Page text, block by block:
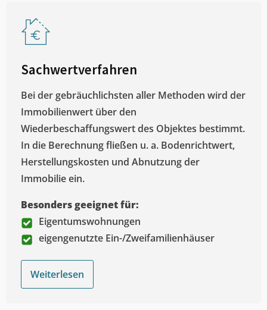
Sachwertverfahren
Bei der gebräuchlichsten aller Methoden wird der
Immobilienwert über den
Wiederbeschaffungswert des Objektes bestimmt.
In die Berechnung fließen u. a. Bodenrichtwert,
Herstellungskosten und Abnutzung der
Immobilie ein.
Besonders geeignet für:
Eigentumswohnungen
eigengenutzte Ein-/Zweifamilienhäuser
Weiterlesen